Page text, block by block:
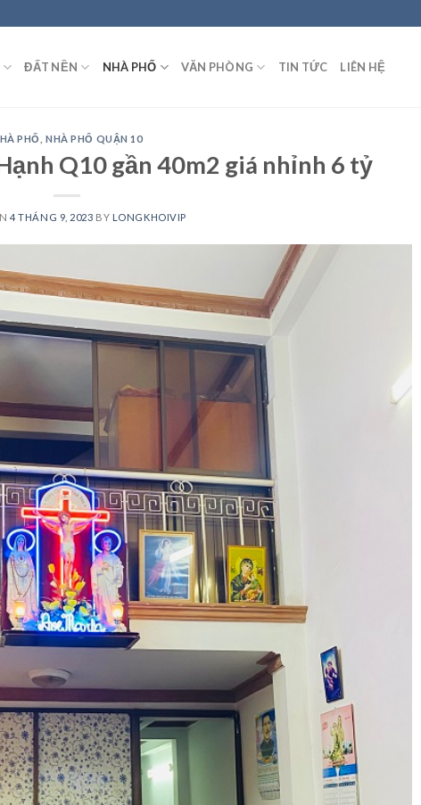
ĐẤT NỀN NHÀ PHỐ VĂN PHÒNG TIN TỨC LIÊN HỆ
PHỐ ,NHÀ PHỐ QUẬN 10
Q10 gần 40m2 giá nhỉnh 6 tỷ
4 THÁNG 9, 2023 BY LONGKHOIVIP